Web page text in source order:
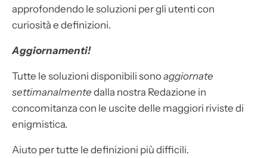
approfondendo le soluzioni per gli utenti con
curiosità e definizioni.
Aggiornamenti!
Tutte le soluzioni disponibili sonoaggiornate
settimanalmente dalla nostra Redazione in
concomitanza con le uscite delle maggiori riviste di
enigmistica.
Aiuto per tutte le definizioni più difficili.